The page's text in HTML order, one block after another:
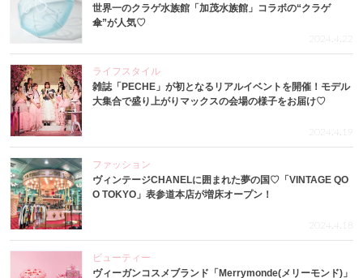
世界一のクラゲ水族館「加茂水族館」コラボの“クラゲ
傘”が人気♡
2024.4.22
ライフスタイル
雑誌「PECHE」が初となるリアルイベントを開催！モデル
大集合で盛り上がりマックスの会場の様子をお届け♡
2024.4.19
ファッション
ヴィンテージCHANELに囲まれた夢の国♡「VINTAGE QO
O TOKYO」表参道本店が増床オープン！
2024.4.18
ビューティー
ヴィーガンコスメブランド「Merrymonde(メリーモンド)」